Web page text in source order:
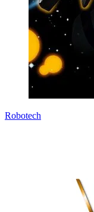
Robotech